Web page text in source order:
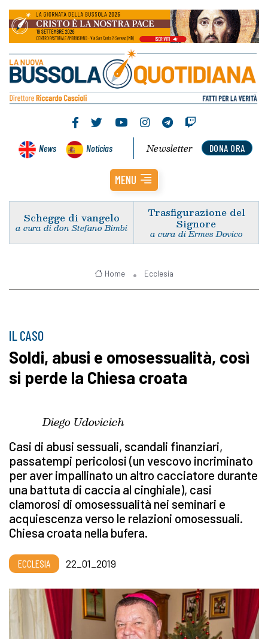
News Noticias DONA ORA
Newsletter
MENU
Schegge di vangelo
a cura di don Stefano Bimbi
Trasfigurazione del
Signore
a cura di Ermes Dovico
Home Ecclesia
IL CASO
Soldi, abusi e omosessualità, così
si perde la Chiesa croata
Diego Udovicich
Casi di abusi sessuali, scandali finanziari,
passatempi pericolosi (un vescovo incriminato
per aver impallinato un altro cacciatore durante
una battuta di caccia al cinghiale), casi
clamorosi di omosessualità nei seminari e
acquiescenza verso le relazioni omosessuali.
Chiesa croata nella bufera.
ECCLESIA 22_01_2019